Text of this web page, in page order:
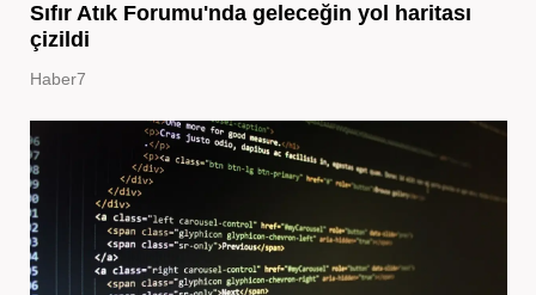
Sıfır Atık Forumu'nda geleceğin yol haritası
çizildi
Haber7